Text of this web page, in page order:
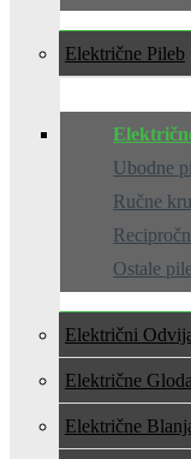
Električne Pile
Ubodne
Ručne
Ostale
Električni
Električne
Električne